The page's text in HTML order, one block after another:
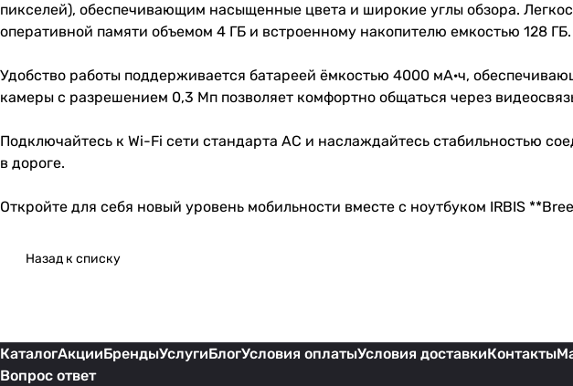
пикселей), обеспечивающим насыщенные цвета и широкие углы обзора.
оперативной памяти объемом 4 ГБ и встроенному накопителю емкостью 128 ГБ.
Удобство работы поддерживается батареей ёмкостью 4000 мА·ч,
камеры с разрешением 0,3 Мп позволяет комфортно общаться через
Подключайтесь к Wi-Fi сети стандарта AC и наслаждайтесь стабильностью
в дороге.
Откройте для себя новый уровень мобильности вместе с ноутбуком IRBIS
Назад к списку
КаталогАкцииБрендыУслугиБлогУсловия оплатыУсловия доставкиКонтакты
Вопрос ответ